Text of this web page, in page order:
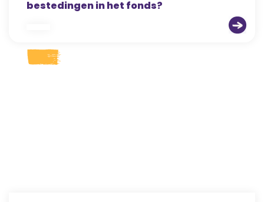
bestedingen in het fonds?